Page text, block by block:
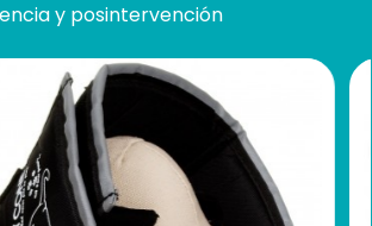
y posintervención